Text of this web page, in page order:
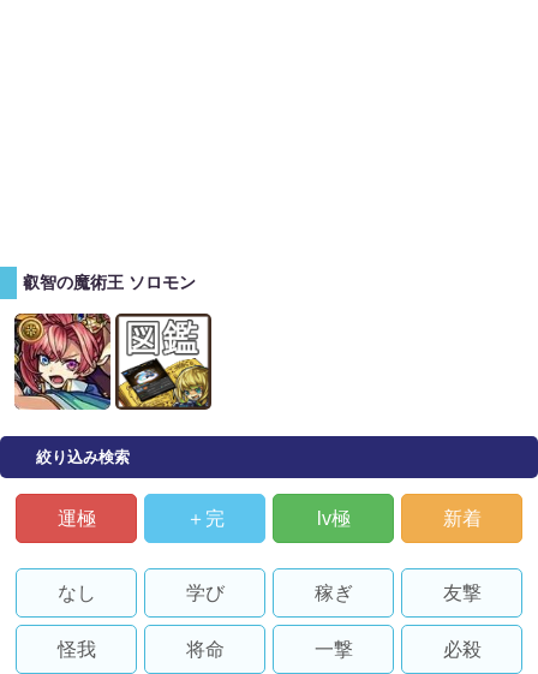
叡智の魔術王 ソロモン
絞り込み検索
運極 ＋完 lv極 新着
なし 学び 稼ぎ 友撃
怪我 将命 一撃 必殺